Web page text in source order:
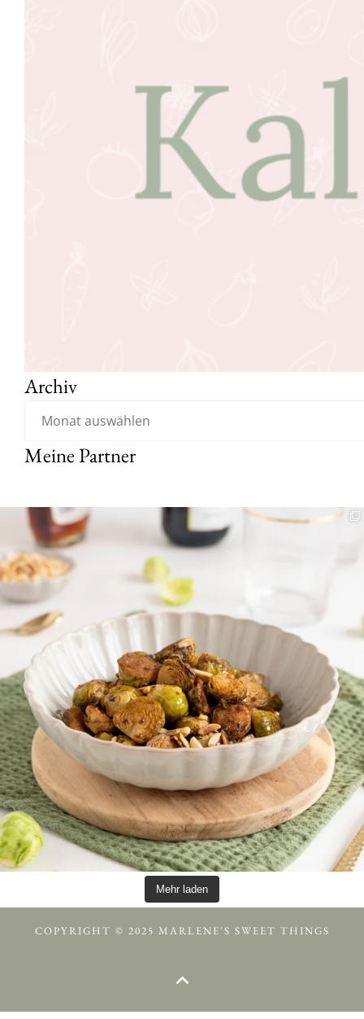
Archiv
Meine Partner
Mehr laden
COPYRIGHT © 2025 MARLENE'S SWEET THINGS